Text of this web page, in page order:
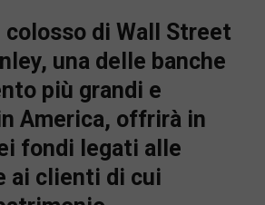
colosso di Wall Street
una delle banche
più grandi e
America, offrirà in
fondi legati alle
ai clienti di cui